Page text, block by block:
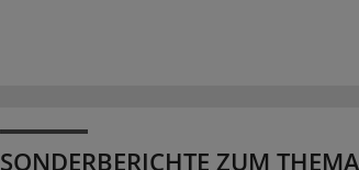
SONDERBERICHTE ZUM THEMA